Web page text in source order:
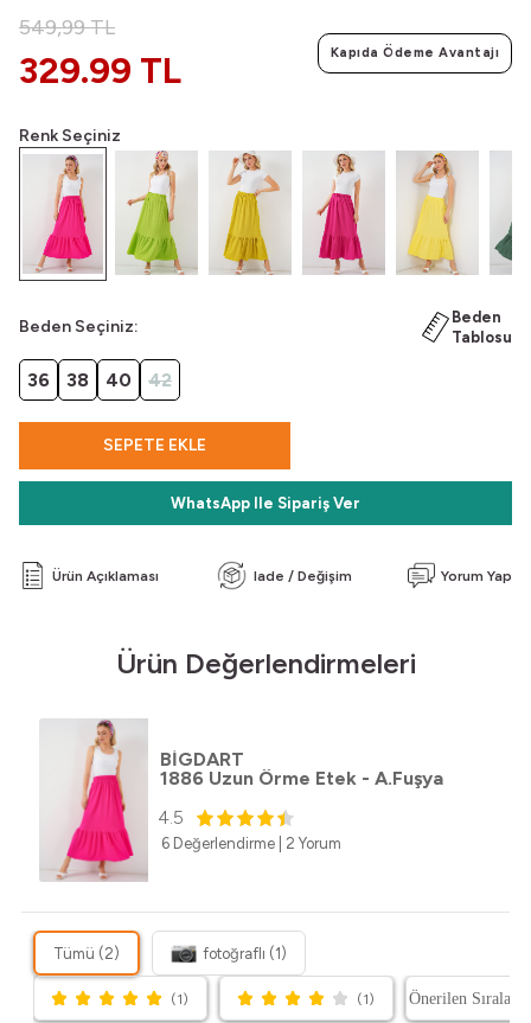
549,99TL
329.99 TL Kapıda Ödeme Avantajı
Renk Seçiniz
Beden Seçiniz:
Beden
Tablosu
36 38 40 42
SEPETE EKLE
WhatsApp Ile Sipariş Ver
Ürün Açıklaması Iade / Değişim Yorum Yap
Ürün Değerlendirmeleri
BİGDART
1886 Uzun Örme Etek - A.Fuşya
4.5
6 Değerlendirme 2 Yorum
Tümü (2) fotoğraflı (1)
(1) (1)